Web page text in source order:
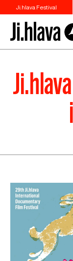
Ji.hlava Festival